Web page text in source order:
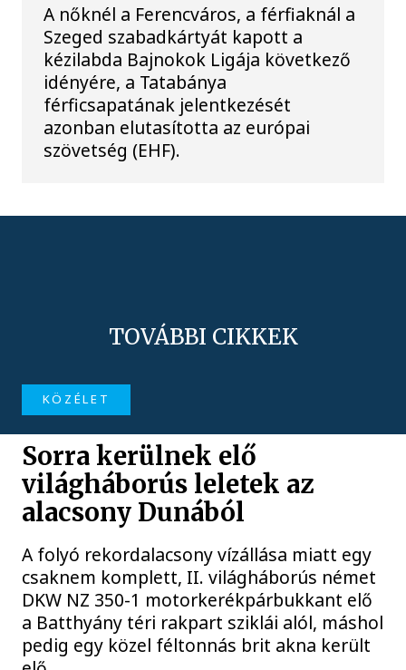
A nőknél a Ferencváros, a férfiaknál a
Szeged szabadkártyát kapott a
kézilabda Bajnokok Ligája következő
idényére, a Tatabánya
férficsapatának jelentkezését
azonban elutasította az európai
szövetség (EHF).
TOVÁBBI CIKKEK
KÖZÉLET
Sorra kerülnek elő
világháborús leletek az
alacsony Dunából
A folyó rekordalacsony vízállása miatt egy
csaknem komplett, II. világháborús német
DKW NZ 350-1 motorkerékpárbukkant elő
a Batthyány téri rakpart sziklái alól, máshol
pedig egy közel féltonnás brit akna került